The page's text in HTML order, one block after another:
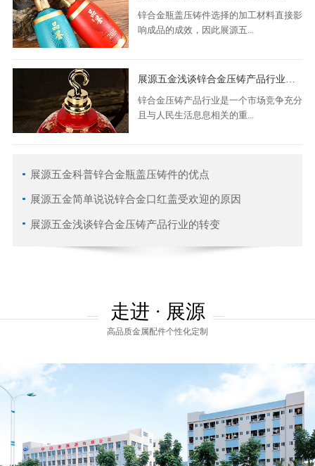
锌合金瓶盖压铸件选择的加工材料直接影
响成品的成效，因此展源五...
锌合金压铸产品行业是一个市场竞争充分
且与人民生活息息相关的重...
展源五金科普锌合金瓶盖压铸件的优点
展源五金简单说说锌合金口红盖受欢迎的原因
展源五金浅谈锌合金压铸产品行业的转变
走进 · 展源
高品质金属配件个性化定制